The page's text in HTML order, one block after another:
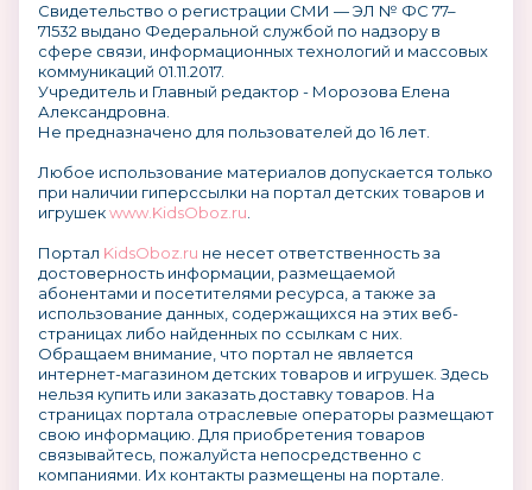
Свидетельство о регистрации СМИ — ЭЛ № ФС 77–
71532 выдано Федеральной службой по надзору в
сфере связи, информационных технологий и массовых
коммуникаций 01.11.2017.
Учредитель и Главный редактор - Морозова Елена
Александровна.
Не предназначено для пользователей до 16 лет.
Любое использование материалов допускается только
при наличии гиперссылки на портал детских товаров и
игрушекwww.KidsOboz.ru
Портал KidsOboz.ru не несет ответственность за
достоверность информации, размещаемой
абонентами и посетителями ресурса, а также за
использование данных, содержащихся на этих веб-
страницах либо найденных по ссылкам с них.
Обращаем внимание, что портал не является
интернет-магазином детских товаров и игрушек. Здесь
нельзя купить или заказать доставку товаров. На
страницах портала отраслевые операторы размещают
свою информацию. Для приобретения товаров
связывайтесь, пожалуйста непосредственно с
компаниями. Их контакты размещены на портале.